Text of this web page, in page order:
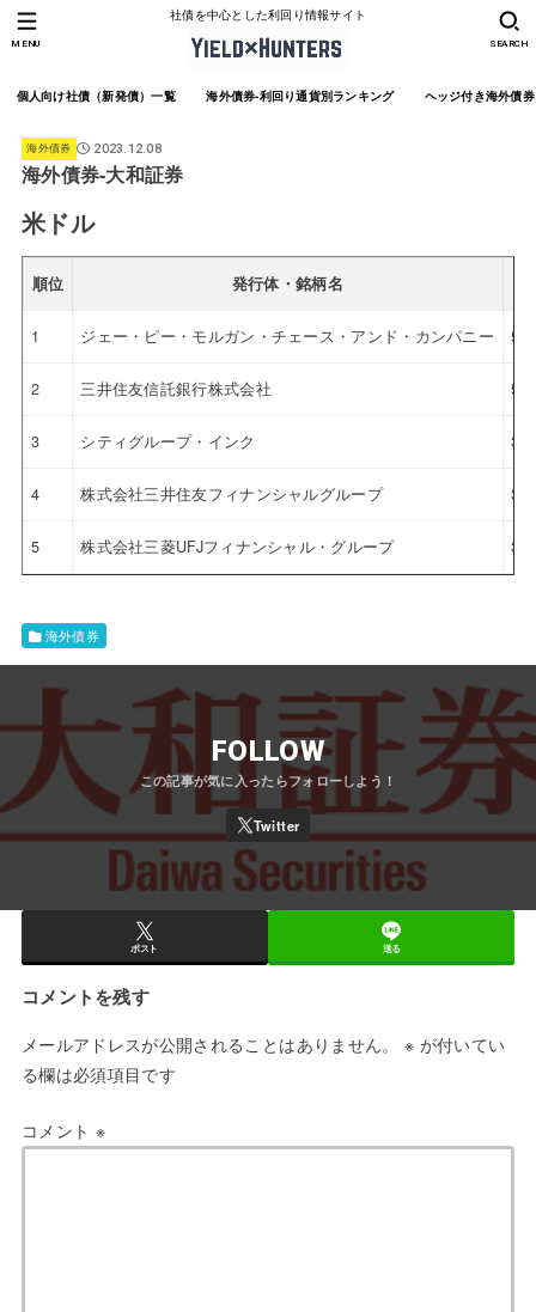
社債を中心とした利回り情報サイト
個人向け社債（新発債）一覧 海外債券-利回り通貨別ランキング ヘッジ付き海外債
SEARCH
MENU
海外債券 2023.12.08
海外債券-大和証券
米ドル
順位 発行体・銘柄名
1 ジェー・ピー・モルガン・チェース・アンド・カンパニー
2 三井住友信託銀行株式会社
3 シティグループ・インク
4 株式会社三井住友フィナンシャルグループ
5 株式会社三菱UFJフィナンシャル・グループ
海外債券
FOLLOW
ポスト 送る
コメントを残す
メールアドレスが公開されることはありません。 ※ が付いてい
る欄は必須項目です
コメント ※